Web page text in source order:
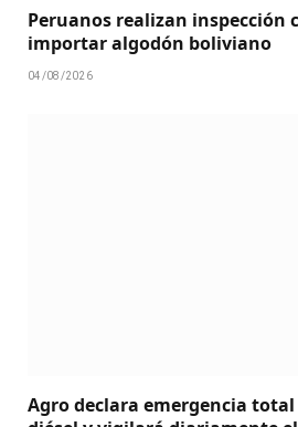
Peruanos realizan inspección
importar algodón boliviano
04/08/2026
Agro declara emergencia